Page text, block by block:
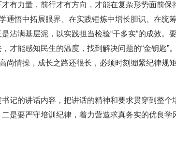
有力量，前行才有方向，才能在复杂形势面前保
通悟中拓展眼界、在实践锤炼中增长胆识、在统
沾满基层泥，以实践担当检验“干多实”的成效。
才能感知民生的温度，找到解决问题的“金钥匙”
情操，成长之路还很长，必须时刻绷紧纪律规
的讲话内容，把讲话的精神和要求贯穿到整个
是要严守培训纪律，着力营造求真务实的优良